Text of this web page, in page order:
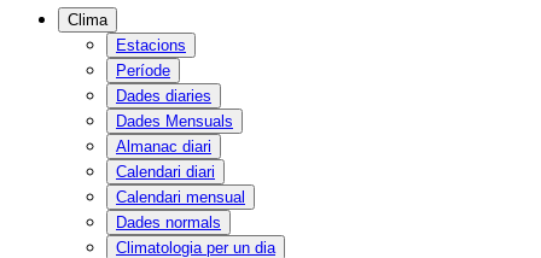
Clima
Estacions
Període
Dades diaries
Dades Mensuals
Almanac diari
Calendari diari
Calendari mensual
Dades normals
Climatologia per un dia